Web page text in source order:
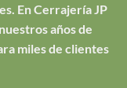
En Cerrajería JP
años de
miles de clientes